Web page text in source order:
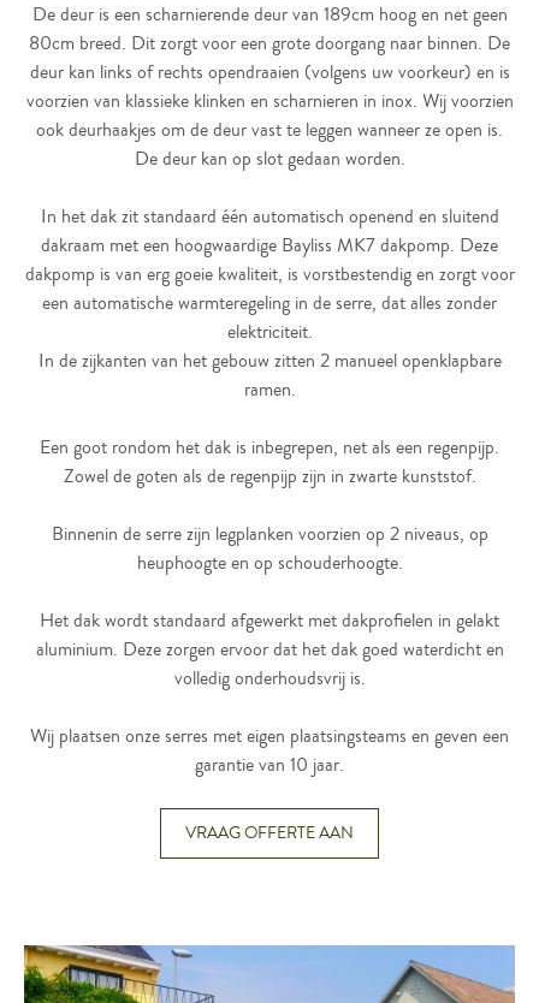
De deur is een scharnierende deur van 189cm hoog en net geen
80cm breed. Dit zorgt voor een grote doorgang naar binnen. De
deur kan links of rechts opendraaien (volgens uw voorkeur) en is
voorzien van klassieke klinken en scharnieren in inox. Wij voorzien
ook deurhaakjes om de deur vast te leggen wanneer ze open is.
De deur kan op slot gedaan worden.
In het dak zit standaard één automatisch openend en sluitend
dakraam met een hoogwaardige Bayliss MK7 dakpomp. Deze
dakpomp is van erg goeie kwaliteit, is vorstbestendig en zorgt voor
een automatische warmteregeling in de serre, dat alles zonder
elektriciteit.
In de zijkanten van het gebouw zitten 2 manueel openklapbare
ramen.
Een goot rondom het dak is inbegrepen, net als een regenpijp.
Zowel de goten als de regenpijp zijn in zwarte kunststof.
Binnenin de serre zijn legplanken voorzien op 2 niveaus, op
heuphoogte en op schouderhoogte.
Het dak wordt standaard afgewerkt met dakprofielen in gelakt
aluminium. Deze zorgen ervoor dat het dak goed waterdicht en
volledig onderhoudsvrij is.
Wij plaatsen onze serres met eigen plaatsingsteams en geven een
garantie van 10 jaar.
VRAAG OFFERTE AAN